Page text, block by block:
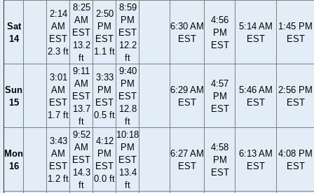
Sat
14
2:14
AM
EST
2.3 ft
8:25
AM
EST
13.2
ft
2:50
PM
EST
1.1 ft
8:59
PM
EST
12.2
ft
6:30 AM
EST
4:56
PM
EST
5:14 AM
EST
1:45 PM
EST
Sun
15
3:01
AM
EST
1.7 ft
9:11
AM
EST
13.7
ft
3:33
PM
EST
0.5 ft
9:40
PM
EST
12.8
ft
6:29 AM
EST
4:57
PM
EST
5:46 AM
EST
2:56 PM
EST
Mon
16
3:43
AM
EST
1.2 ft
9:52
AM
EST
14.3
ft
4:12
PM
EST
0.0 ft
10:18
PM
EST
13.4
ft
6:27 AM
EST
4:58
PM
EST
6:13 AM
EST
4:08 PM
EST